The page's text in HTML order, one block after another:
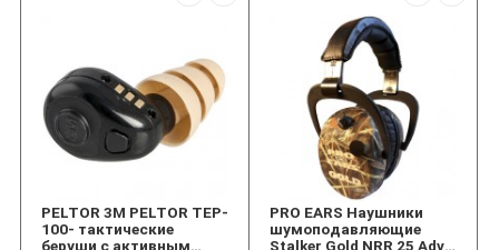
PELTOR 3M PELTOR TEP-
100- тактические
беруши с активным
PRO EARS Наушники
шумоподавляющие
Stalker Gold NRR 25 Adv